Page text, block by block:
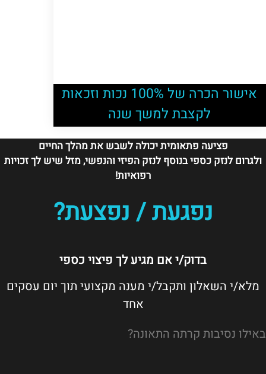
אישור הכרה של 100% נכות וזכאות
לקצבת למשך שנה
פציעה פתאומית יכולה לשבש את מהלך החיים
ולגרום לנזק כספי בנוסף לנזק הפיזי והנפשי, מזל שיש לך זכויות
רפואיות!
נפגעת / נפצעת?
בדוק/י אם מגיע לך פיצוי כספי
מלא/י השאלון ותקבל/י מענה מקצועי תוך יום עסקים
אחד
באילו נסיבות קרתה התאונה?